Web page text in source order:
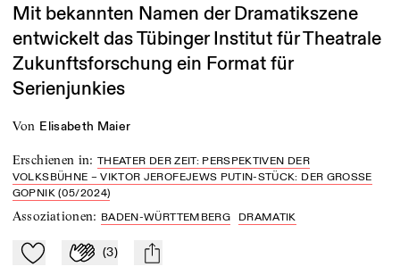
Mit bekannten Namen der Dramatikszene
entwickelt das Tübinger Institut für Theatrale
Zukunftsforschung ein Format für
Serienjunkies
von Elisabeth Maier
Erschienen in:THEATER DER ZEIT: PERSPEKTIVEN DER
VOLKSBÜHNE – VIKTOR JEROFEJEWS PUTIN-STÜCK: DER GROSSE G
OPNIK (05/2024)
Assoziationen: BADEN-WÜRTTEMBERG DRAMATIK
Zu Mein-TdZ hinzufügen
Applaudieren
(3) mail